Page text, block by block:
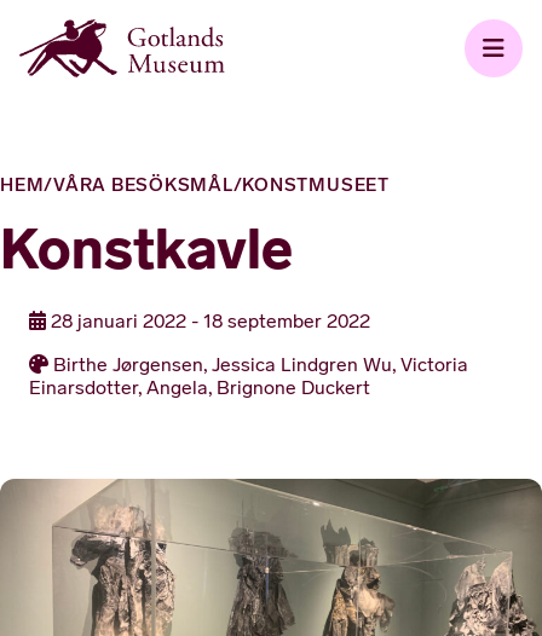
HEM/VÅRA BESÖKSMÅL/KONSTMUSEET
Konstkavle
28 januari 2022 - 18 september 2022
Birthe Jørgensen, Jessica Lindgren Wu, Victoria
Einarsdotter, Angela, Brignone Duckert